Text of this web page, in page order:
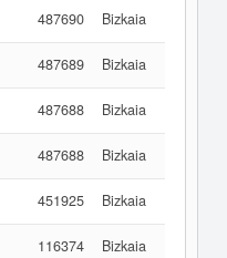
487690 Bizkaia
487689 Bizkaia
487688 Bizkaia
487688 Bizkaia
451925 Bizkaia
116374 Bizkaia